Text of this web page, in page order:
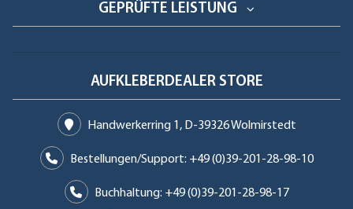
GEPRÜFTE LEISTUNG
AUFKLEBERDEALER STORE
Handwerkerring 1, D-39326 Wolmirstedt
Bestellungen/Support: +49 (0)39-201-28-98-10
Buchhaltung: +49 (0)39-201-28-98-17